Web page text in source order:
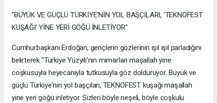
"BÜYÜK VE GÜÇLÜ TÜRKİYE'NİN YOL BAŞÇILARI, 'TEKNOFEST
KUŞAĞI' YİNE YERİ GÖĞÜ İNLETİYOR"
Cumhurbaşkanı Erdoğan, gençlerin gözlerinin ışıl ışıl parladığını
belirterek "Türkiye Yüzyılı'nın mimarları maşallah yine
coşkusuyla heyecanıyla tutkusuyla göz dolduruyor. Büyük ve
güçlü Türkiye'nin yol başçıları, TEKNOFEST kuşağı maşallah
yine yeri göğü inletiyor. Sizleri böyle neşeli, böyle coşkulu